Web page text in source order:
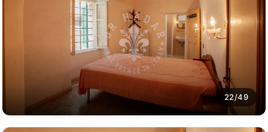
22/49